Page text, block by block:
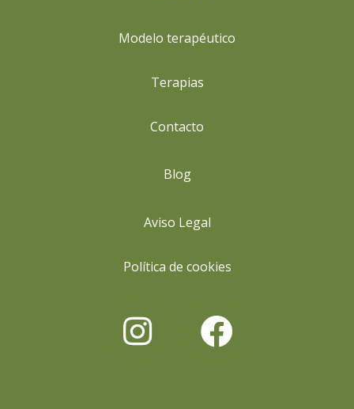
Modelo terapéutico
Terapias
Contacto
Blog
Aviso Legal
Política de cookies